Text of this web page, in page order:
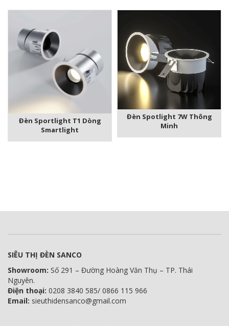
Đèn Sportlight T1 Dòng
Smartlight
Đèn Spotlight 7W Thông
Minh
SIÊU THỊ ĐÈN SANCO
Showroom: Số 291 – Đường Hoàng Văn Thụ – TP. Thái
Nguyên.
Điện thoại: 0208 3840 585/ 0866 115 966
Email: sieuthidensanco@gmail.com